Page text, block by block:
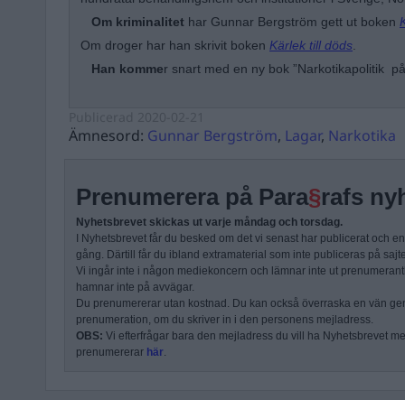
Om kriminalitet har Gunnar Bergström gett ut boken
Om droger har han skrivit boken Kärlek till döds
Han kommer snart med en ny bok ”Narkotikapolitik
Ämnesord: Gunnar Bergström, Lagar, Narkotika
Prenumerera på Para§rafs
Nyhetsbrevet skickas ut varje måndag och torsdag.
I Nyhetsbrevet får du besked om det vi senast har publicerat och
gång. Därtill får du ibland extramaterial som inte publiceras på
Vi ingår inte i någon mediekoncern och lämnar inte ut
hamnar inte på avvägar.
Du prenumererar utan kostnad. Du kan också överraska en vän
prenumeration, om du skriver in i den personens mejladress.
OBS: Vi efterfrågar bara den mejladress du vill ha Nyhetsbrevet
prenumererar här.